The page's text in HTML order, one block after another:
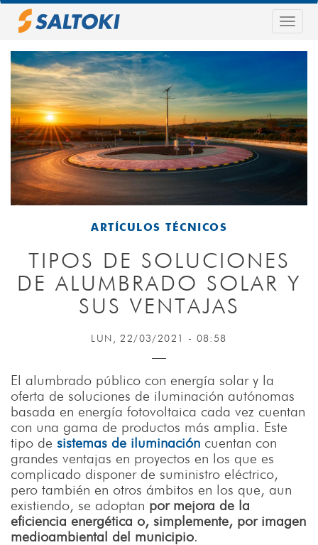
Pasar
principal
ARTÍCULOS TÉCNICOS
TIPOS DE SOLUCIONES
DE ALUMBRADO SOLAR Y
SUS VENTAJAS
LUN, 22/03/2021 - 08:58
El alumbrado público con energía solar y la
oferta de soluciones de iluminación autónomas
basada en energía fotovoltaica cada vez cuentan
con una gama de productos más amplia. Este
tipo de sistemas de iluminación cuentan con
grandes ventajas en proyectos en los que es
complicado disponer de suministro eléctrico,
pero también en otros ámbitos en los que, aun
existiendo, se adoptan por mejora de la
eficiencia energética o, simplemente, por imagen
medioambiental del municipio.